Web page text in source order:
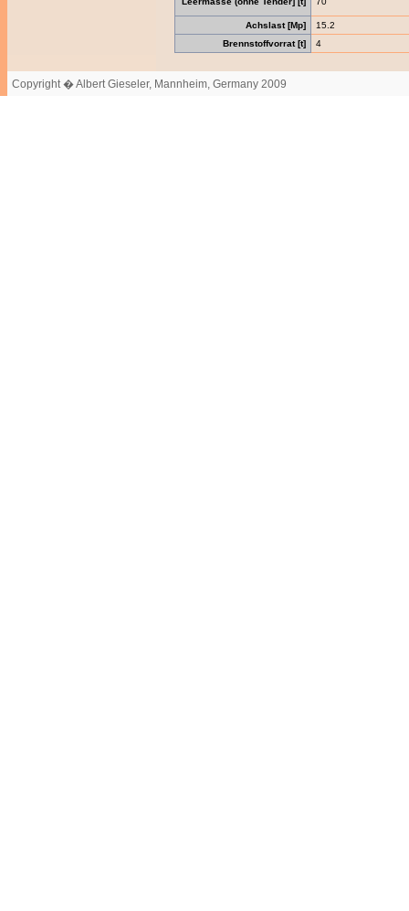
Achslast [Mp]
15.2
Brennstoffvorrat [t]
4
Copyright � Albert Gieseler, Mannheim, Germany 2009